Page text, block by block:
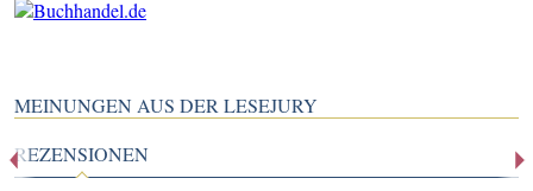
MEINUNGEN AUS DER LESEJURY
REZENSIONEN